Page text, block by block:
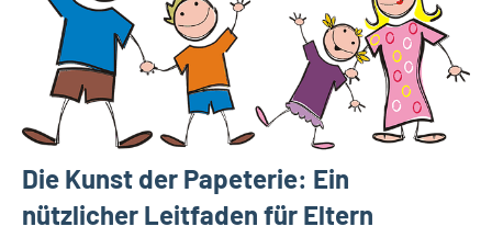
Die Kunst der Papeterie: Ein
nützlicher Leitfaden für Eltern